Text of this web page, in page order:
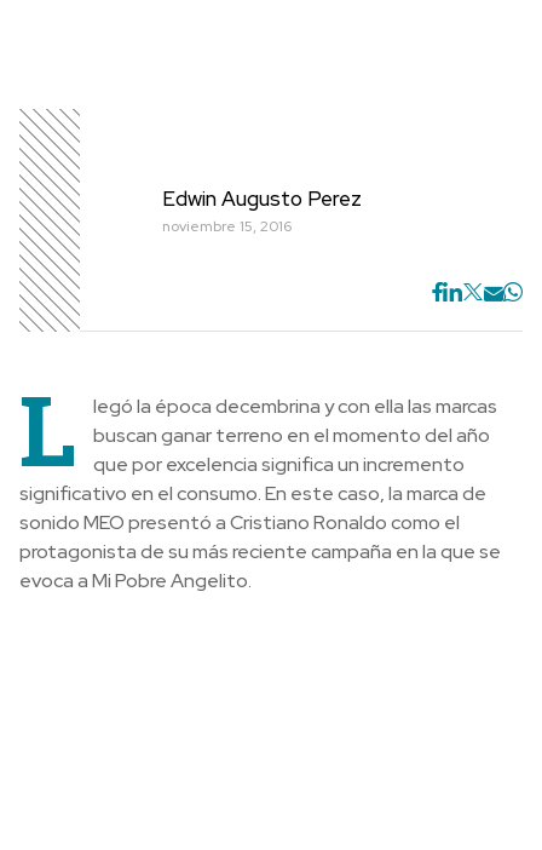
Edwin Augusto Perez
noviembre 15, 2016
L
legó la época decembrina y con ella las marcas
buscan ganar terreno en el momento del año
que por excelencia significa un incremento
significativo en el consumo. En este caso, la marca de
sonido MEO presentó a Cristiano Ronaldo como el
protagonista de su más reciente campaña en la que se
evoca a Mi Pobre Angelito.